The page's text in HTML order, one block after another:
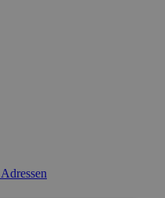
Adressen